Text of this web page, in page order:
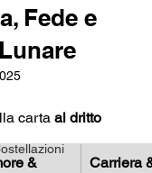
Fede e
carta al dritto
&
Carriera &